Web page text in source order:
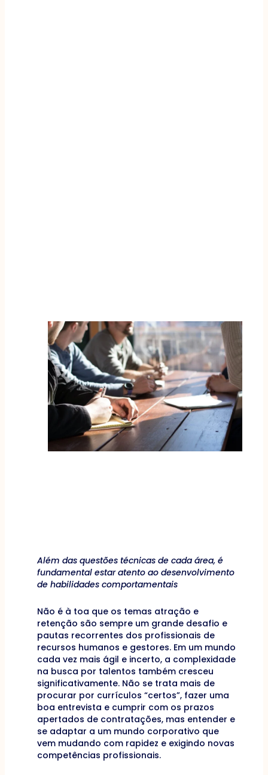
Além das questões técnicas de cada área, é
fundamental estar atento ao desenvolvimento
de habilidades comportamentais
Não é à toa que os temas atração e
retenção são sempre um grande desafio e
pautas recorrentes dos profissionais de
recursos humanos e gestores. Em um mundo
cada vez mais ágil e incerto, a complexidade
na busca por talentos também cresceu
significativamente. Não se trata mais de
procurar por currículos “certos”, fazer uma
boa entrevista e cumprir com os prazos
apertados de contratações, mas entender e
se adaptar a um mundo corporativo que
vem mudando com rapidez e exigindo novas
competências profissionais.